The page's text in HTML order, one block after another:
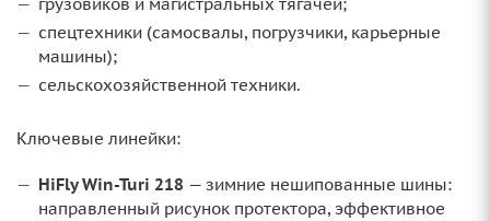
спецтехники (самосвалы, погрузчики, карьерные
машины);
сельскохозяйственной техники.
Ключевые линейки:
HiFly Win-Turi 218 — зимние нешипованные шины:
направленный рисунок протектора, эффективное